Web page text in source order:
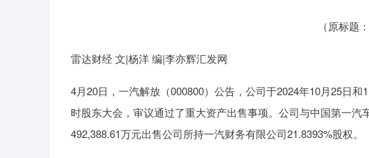
（原标题
雷达财经 文|杨洋 编|李亦辉汇发网
4月20日，一汽解放（000800）公告，公司于2024年10月25日
时股东大会，审议通过了重大资产出售事项。公司与中国第一
492,388.61万元出售公司所持一汽财务有限公司21.8393%股权。
1.02%